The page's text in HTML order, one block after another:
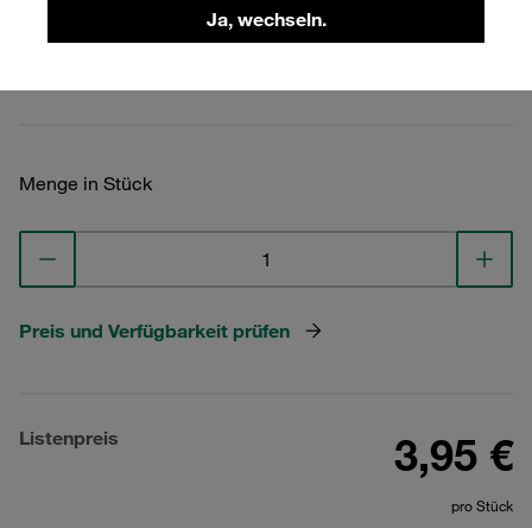
Ja, wechseln.
STAUFF Materialnr. 1110000963
Menge in Stück
Preis und Verfügbarkeit prüfen
Listenpreis 3,95 €
pro Stück